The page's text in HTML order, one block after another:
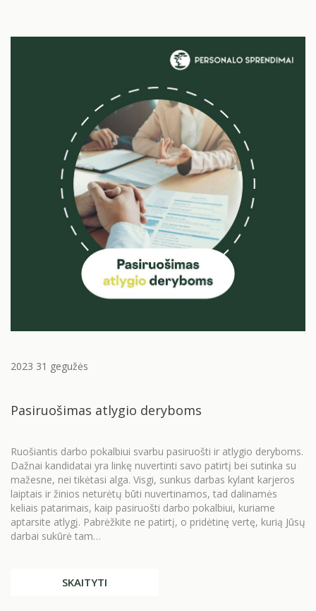
2023 31 gegužės
Pasiruošimas atlygio deryboms
Ruošiantis darbo pokalbiui svarbu pasiruošti ir atlygio deryboms.
Dažnai kandidatai yra linkę nuvertinti savo patirtį bei sutinka su
mažesne, nei tikėtasi alga. Visgi, sunkus darbas kylant karjeros
laiptais ir žinios neturėtų būti nuvertinamos, tad dalinamės
keliais patarimais, kaip pasiruošti darbo pokalbiui, kuriame
aptarsite atlygį. Pabrėžkite ne patirtį, o pridėtinę vertę, kurią Jūsų
darbai sukūrė tam…
SKAITYTI